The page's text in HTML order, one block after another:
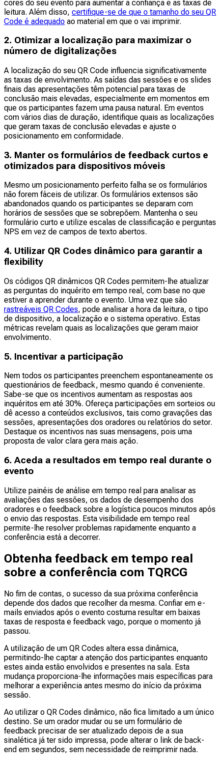
cores do seu evento para aumentar a confiança e as taxas de
leitura. Além disso, certifique-se de que o tamanho do seu QR
Code é adequado ao material em que o vai imprimir.
2. Otimizar a localização para maximizar o
número de digitalizações
A localização do seu QR Code influencia significativamente
as taxas de envolvimento. As saídas das sessões e os slides
finais das apresentações têm potencial para taxas de
conclusão mais elevadas, especialmente em momentos em
que os participantes fazem uma pausa natural. Em eventos
com vários dias de duração, identifique quais as localizações
que geram taxas de conclusão elevadas e ajuste o
posicionamento em conformidade.
3. Manter os formulários de feedback curtos e
otimizados para dispositivos móveis
Mesmo um posicionamento perfeito falha se os formulários
não forem fáceis de utilizar. Os formulários extensos são
abandonados quando os participantes se deparam com
horários de sessões que se sobrepõem. Mantenha o seu
formulário curto e utilize escalas de classificação e perguntas
NPS em vez de campos de texto abertos.
4. Utilizar QR Codes dinâmico para garantir a
flexibility
Os códigos QR dinâmicos QR Codes permitem-lhe atualizar
as perguntas do inquérito em tempo real, com base no que
estiver a aprender durante o evento. Uma vez que são
rastreáveis QR Codes, pode analisar a hora da leitura, o tipo
de dispositivo, a localização e o sistema operativo. Estas
métricas revelam quais as localizações que geram maior
envolvimento.
5. Incentivar a participação
Nem todos os participantes preenchem espontaneamente os
questionários de feedback, mesmo quando é conveniente.
Sabe-se que os incentivos aumentam as respostas aos
inquéritos em até 30%. Ofereça participações em sorteios ou
dê acesso a conteúdos exclusivos, tais como gravações das
sessões, apresentações dos oradores ou relatórios do setor.
Destaque os incentivos nas suas mensagens, pois uma
proposta de valor clara gera mais ação.
6. Aceda a resultados em tempo real durante o
evento
Utilize painéis de análise em tempo real para analisar as
avaliações das sessões, os dados de desempenho dos
oradores e o feedback sobre a logística poucos minutos após
o envio das respostas. Esta visibilidade em tempo real
permite-lhe resolver problemas rapidamente enquanto a
conferência está a decorrer.
Obtenha feedback em tempo real
sobre a conferência com TQRCG
No fim de contas, o sucesso da sua próxima conferência
depende dos dados que recolher da mesma. Confiar em e-
mails enviados após o evento costuma resultar em baixas
taxas de resposta e feedback vago, porque o momento já
passou.
A utilização de um QR Codes altera essa dinâmica,
permitindo-lhe captar a atenção dos participantes enquanto
estes ainda estão envolvidos e presentes na sala. Esta
mudança proporciona-lhe informações mais específicas para
melhorar a experiência antes mesmo do início da próxima
sessão.
Ao utilizar o QR Codes dinâmico, não fica limitado a um único
destino. Se um orador mudar ou se um formulário de
feedback precisar de ser atualizado depois de a sua
sinalética já ter sido impressa, pode alterar o link de back-
end em segundos, sem necessidade de reimprimir nada.